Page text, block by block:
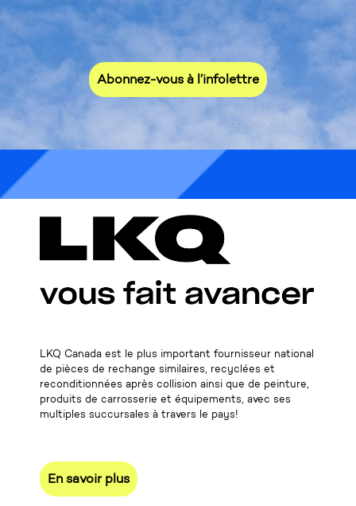
promotions et nouveautés!
Abonnez-vous à l’infolettre
* L'infolettre s'adresse uniquement aux clients
commerciaux, merci de votre compréhension.
LKQ Canada est le plus important fournisseur national
de pièces de rechange similaires, recyclées et
reconditionnées après collision ainsi que de peinture,
produits de carrosserie et équipements, avec ses
multiples succursales à travers le pays!
En savoir plus